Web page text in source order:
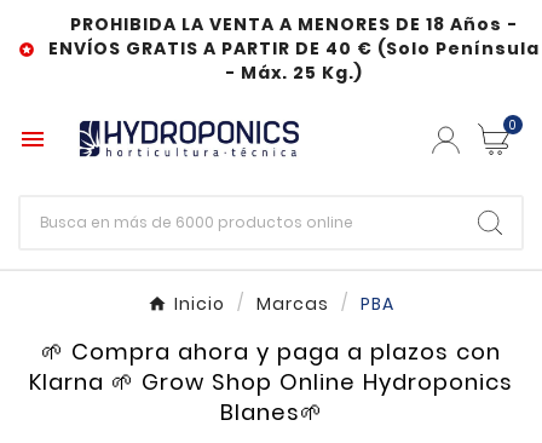

PROHIBIDA LA VENTA A MENORES DE 18 Años -
ENVÍOS GRATIS A PARTIR DE 40 € (Solo Península
- Máx. 25 Kg.)
 0
Inicio Marcas PBA
🌱 Compra ahora y paga a plazos con
Klarna 🌱 Grow Shop Online Hydroponics
Blanes🌱